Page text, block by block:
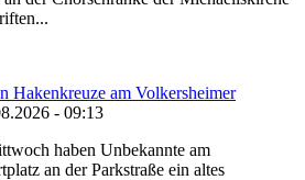
Hakenkreuze am Volkersheimer
- 09:13
haben Unbekannte am
an der Parkstraße ein altes